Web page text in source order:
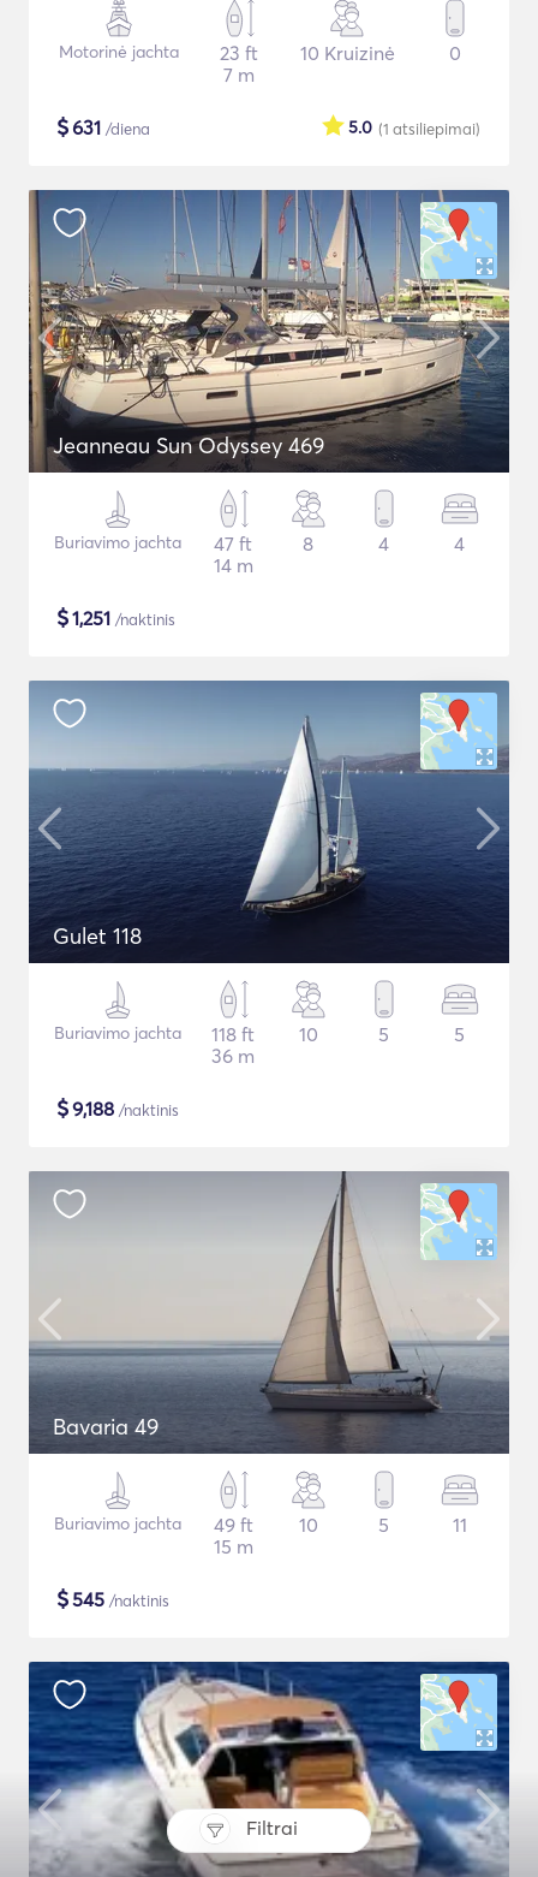
Filtrai
Motorinė jachta
23 ft
7 m
10 Kruizinė 0
$631 /diena (1 atsiliepimai)
5.0
Jeanneau Sun Odyssey 469
Buriavimo jachta
47 ft
14 m
8 4 4
$1,251 /naktinis
Gulet 118
Buriavimo jachta
118 ft
36 m
10 5 5
$9,188 /naktinis
Bavaria 49
Buriavimo jachta
49 ft
15 m
10 5 11
$545 /naktinis